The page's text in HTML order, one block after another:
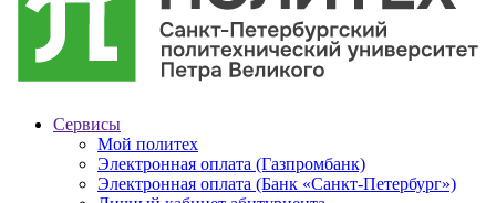
Сервисы
Мой политех
Электронная оплата (Газпромбанк)
Электронная оплата (Банк «Санкт-Петербург»)